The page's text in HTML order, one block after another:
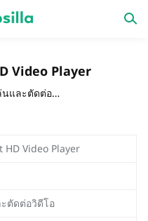
ออกใหม่
Video Player
การเล่นและตัดต่อวิดีโอ
HD Video Player
ตัดต่อวิดีโอ